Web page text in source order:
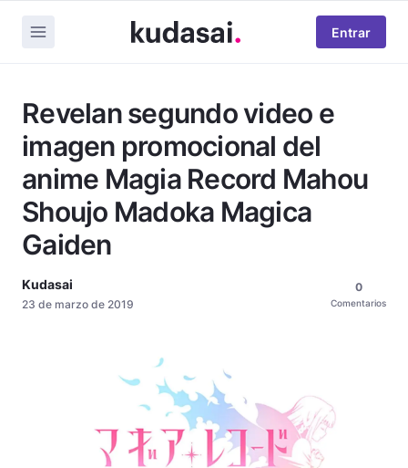
Entrar
Revelan segundo video e
imagen promocional del
anime Magia Record Mahou
Shoujo Madoka Magica
Gaiden
Kudasai
23 de marzo de 2019
0
Comentarios